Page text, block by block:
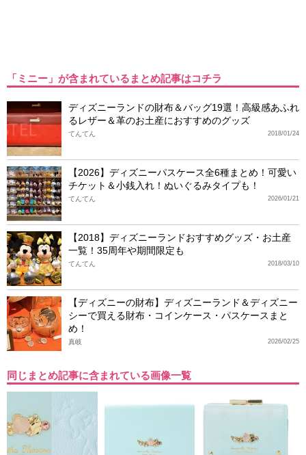
「ミニー」が含まれているまとめ記事はコチラ
ディズニーランドの財布＆バッグ19選！高級感あふれ
るレザー＆革のお土産におすすめのグッズ
2018/01/24
てんてん
【2026】ディズニーパスケース全6種まとめ！可愛い
チケット＆小銭入れ！ぬいぐるみタイプも！
2026/01/21
てんてん
【2018】ディズニーランドおすすめグッズ・お土産
一覧！35周年や期間限定も
2018/03/10
てんてん
【ディズニーの財布】ディズニーランド＆ディズニー
シーで買える財布・コインケース・パスケースまと
め！
2026/02/25
真岐
同じまとめ記事に含まれている画像一覧